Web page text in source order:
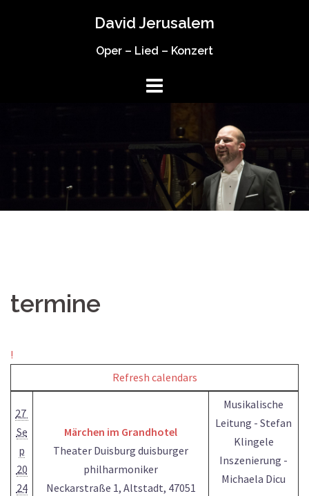
David Jerusalem
Oper – Lied – Konzert
termine
!
Refresh calendars
27
Se
p
20
24
Märchen im Grandhotel
Theater Duisburg duisburger
philharmoniker
Neckarstraße 1, Altstadt, 47051
Musikalische
Leitung - Stefan
Klingele
Inszenierung -
Michaela Dicu